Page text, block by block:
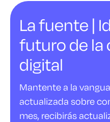
La fuente |
futuro de la
digital
Mantente a la
actualizada sobre
mes, recibirás